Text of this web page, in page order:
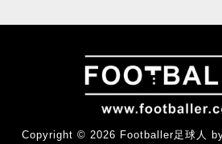
Copyright © 2026 Footballer足球人